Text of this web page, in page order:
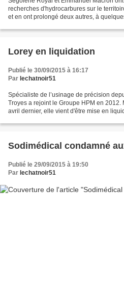
recherches d'hydrocarbures sur le
et en ont prolongé deux autres, à
Lorey en liquidation
Publié le 30/09/2015 à 16:17
Par lechatnoir51
Spécialiste de l’usinage de précision
Troyes a rejoint le Groupe HPM en
avril dernier, elle vient d'être mise en
Sodimédical condamné
Publié le 29/09/2015 à 19:50
Par lechatnoir51